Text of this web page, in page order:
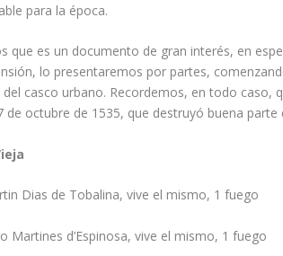
para la época.
que es un documento de gran interés, en
lo presentaremos por partes,
casco urbano. Recordemos, en todo caso,
de octubre de 1535, que destruyó buena
Dias de Tobalina, vive el mismo, 1 fuego
Martines d’Espinosa, vive el mismo, 1 fuego